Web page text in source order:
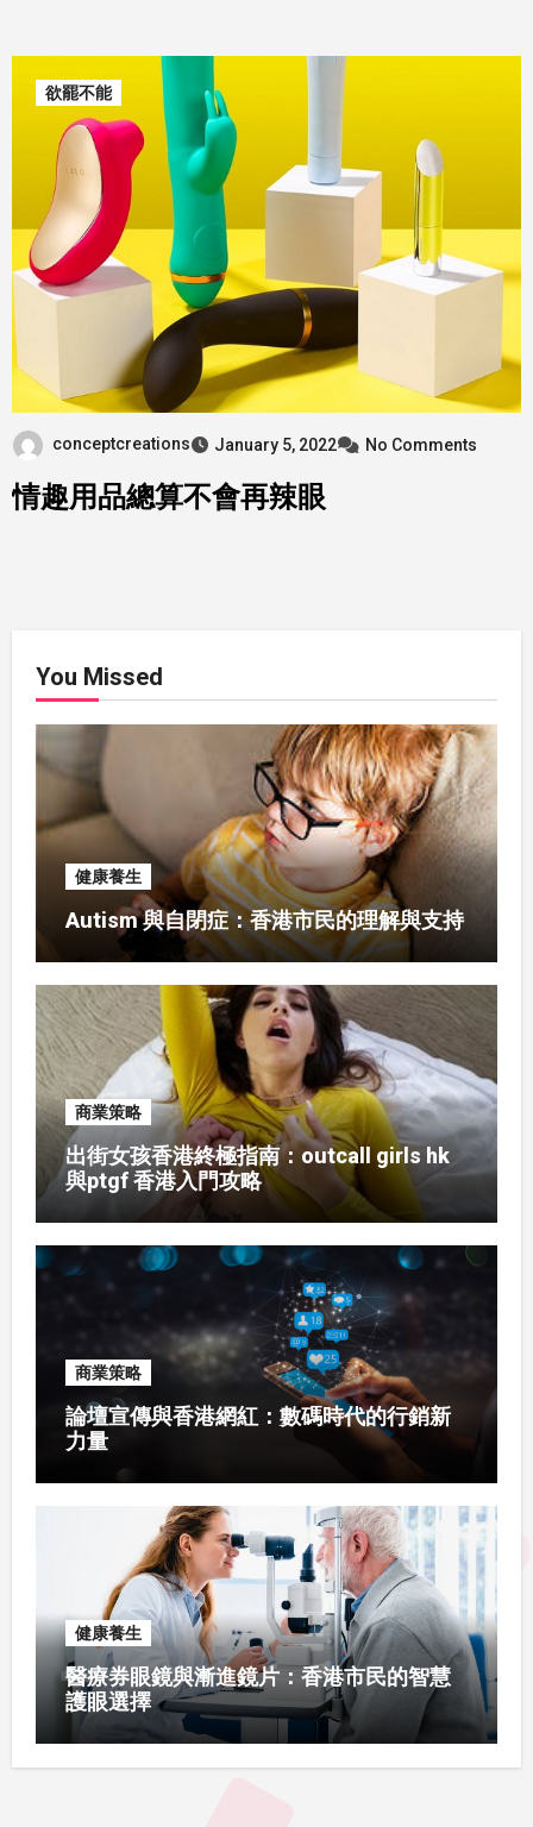
欲罷不能
conceptcreations January 5, 2022 No Comments
情趣用品總算不會再辣眼
You Missed
健康養生
Autism 與自閉症：香港市民的理解與支持
商業策略
出街女孩香港終極指南：outcall girls hk
與ptgf 香港入門攻略
商業策略
論壇宣傳與香港網紅：數碼時代的行銷新
力量
健康養生
醫療券眼鏡與漸進鏡片：香港市民的智慧
護眼選擇